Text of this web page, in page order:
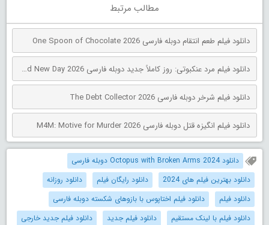
مطالب مرتبط
دانلود فیلم طعم انتقام دوبله فارسی One Spoon of Chocolate 2026
دانلود فیلم مرد عنکبوتی: روز کاملاً جدید دوبله فارسی Spider-Man: Brand New Day 2026
دانلود فیلم شرخر دوبله فارسی The Debt Collector 2026
دانلود فیلم انگیزه قتل دوبله فارسی M4M: Motive for Murder 2026
دانلود Octopus with Broken Arms 2024 دوبله فارسی
دانلود بهترین فیلم های 2024
دانلود رایگان فیلم
دانلود روزانه
دانلود فیلم
دانلود فیلم اختاپوس با بازوهای شکسته دوبله فارسی
دانلود فیلم با لینک مستقیم
دانلود فیلم جدید
دانلود فیلم جدید خارجی